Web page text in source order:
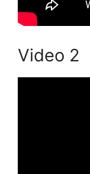
Video 2